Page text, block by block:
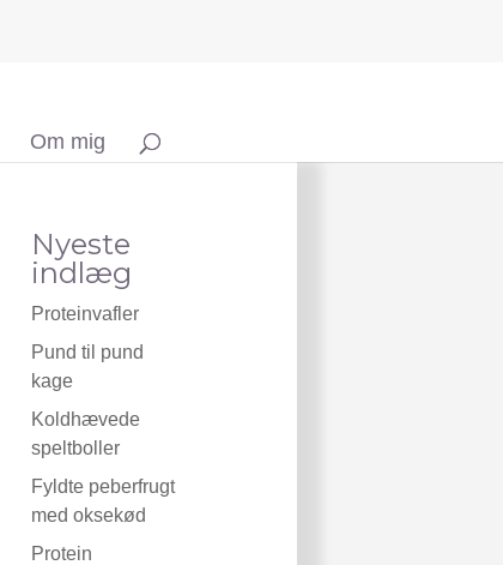
Om mig
Nyeste
indlæg
Proteinvafler
Pund til pund
kage
Koldhævede
speltboller
Fyldte peberfrugt
med oksekød
Protein